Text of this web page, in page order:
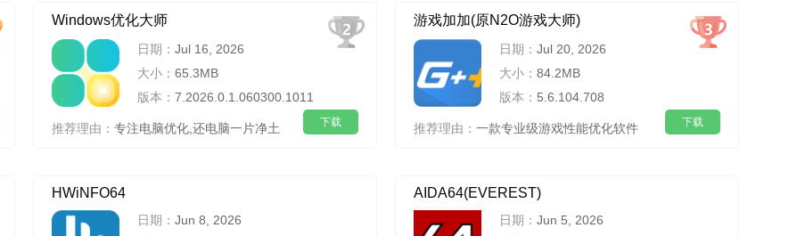
Windows优化大师
日期： Jul 16, 2026
大小： 65.3MB
版本： 7.2026.0.1.060300.1011
推荐理由： 专注电脑优化,还电脑一片净土 下载
游戏加加(原N2O游戏大师)
日期： Jul 20, 2026
大小： 84.2MB
版本： 5.6.104.708
推荐理由： 一款专业级游戏性能优化软件 下载
HWiNFO64
日期： Jun 8, 2026
AIDA64(EVEREST)
日期： Jun 5, 2026